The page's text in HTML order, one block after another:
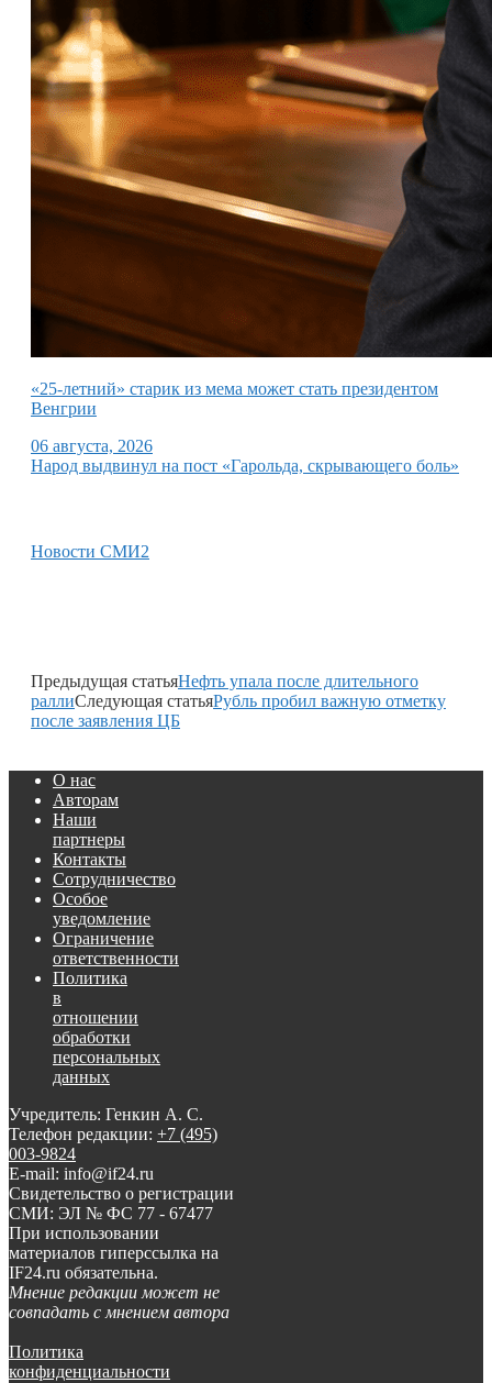
«25-летний» старик из мема может стать президентом
Венгрии
06 августа, 2026
Народ выдвинул на пост «Гарольда, скрывающего боль»
Новости СМИ2
Предыдущая статьяНефть упала после длительного
раллиСледующая статьяРубль пробил важную отметку
после заявления ЦБ
О нас
Авторам
Наши
партнеры
Контакты
Сотрудничество
Особое
уведомление
Ограничение
ответственности
Политика
в
отношении
обработки
персональных
данных
Учредитель: Генкин А. С.
Телефон редакции: +7 (495)
003-9824
E-mail: info@if24.ru
Свидетельство о регистрации
СМИ: ЭЛ № ФС 77 - 67477
При использовании
материалов гиперссылка на
IF24.ru обязательна.
Мнение редакции может не
совпадать с мнением автора
Политика
конфиденциальности